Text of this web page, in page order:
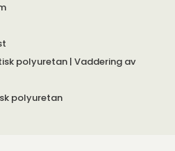
polyuretan | Vaddering av
polyuretan